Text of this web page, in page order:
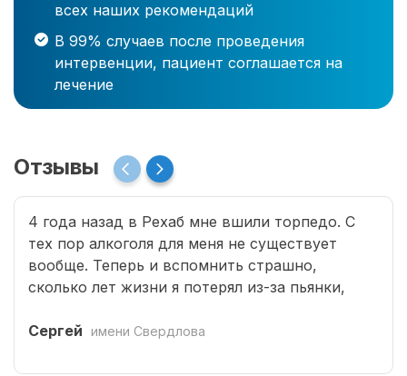
всех наших рекомендаций
В 99% случаев после проведения
интервенции, пациент соглашается на
лечение
Отзывы
4 года назад в Рехаб мне вшили торпедо. С
тех пор алкоголя для меня не существует
вообще. Теперь и вспомнить страшно,
сколько лет жизни я потерял из-за пьянки,
мою новую жизнь.
Сергей имени Свердлова